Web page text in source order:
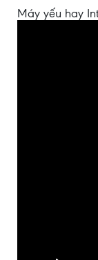
Máy yếu hay